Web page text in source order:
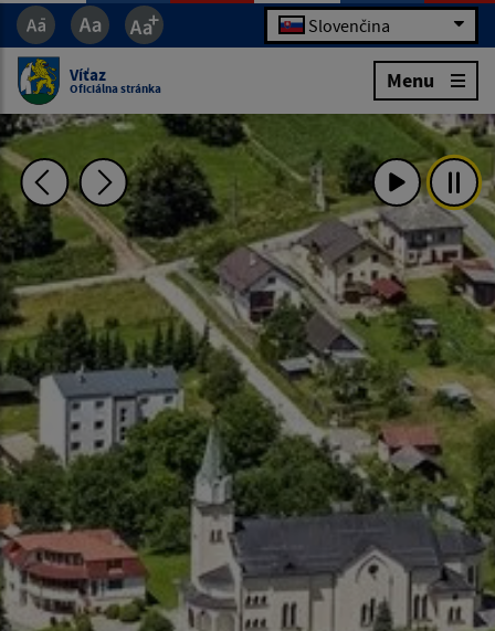
Slovenčina
Víťaz
Oficiálna stránka Menu